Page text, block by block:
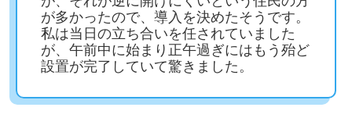
が多かったので、導入を決めたそうです。
私は当日の立ち合いを任されていました
が、午前中に始まり正午過ぎにはもう殆ど
設置が完了していて驚きました。